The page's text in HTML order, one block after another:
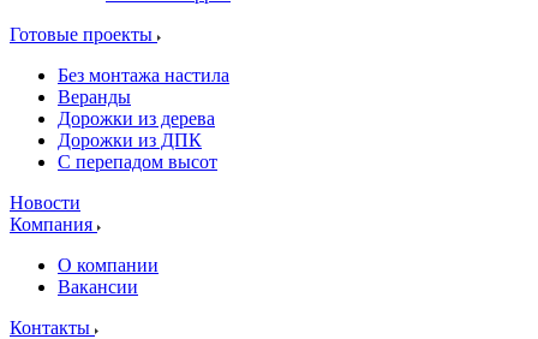
Готовые проекты
Без монтажа настила
Веранды
Дорожки из дерева
Дорожки из ДПК
С перепадом высот
Новости
Компания
О компании
Вакансии
Контакты